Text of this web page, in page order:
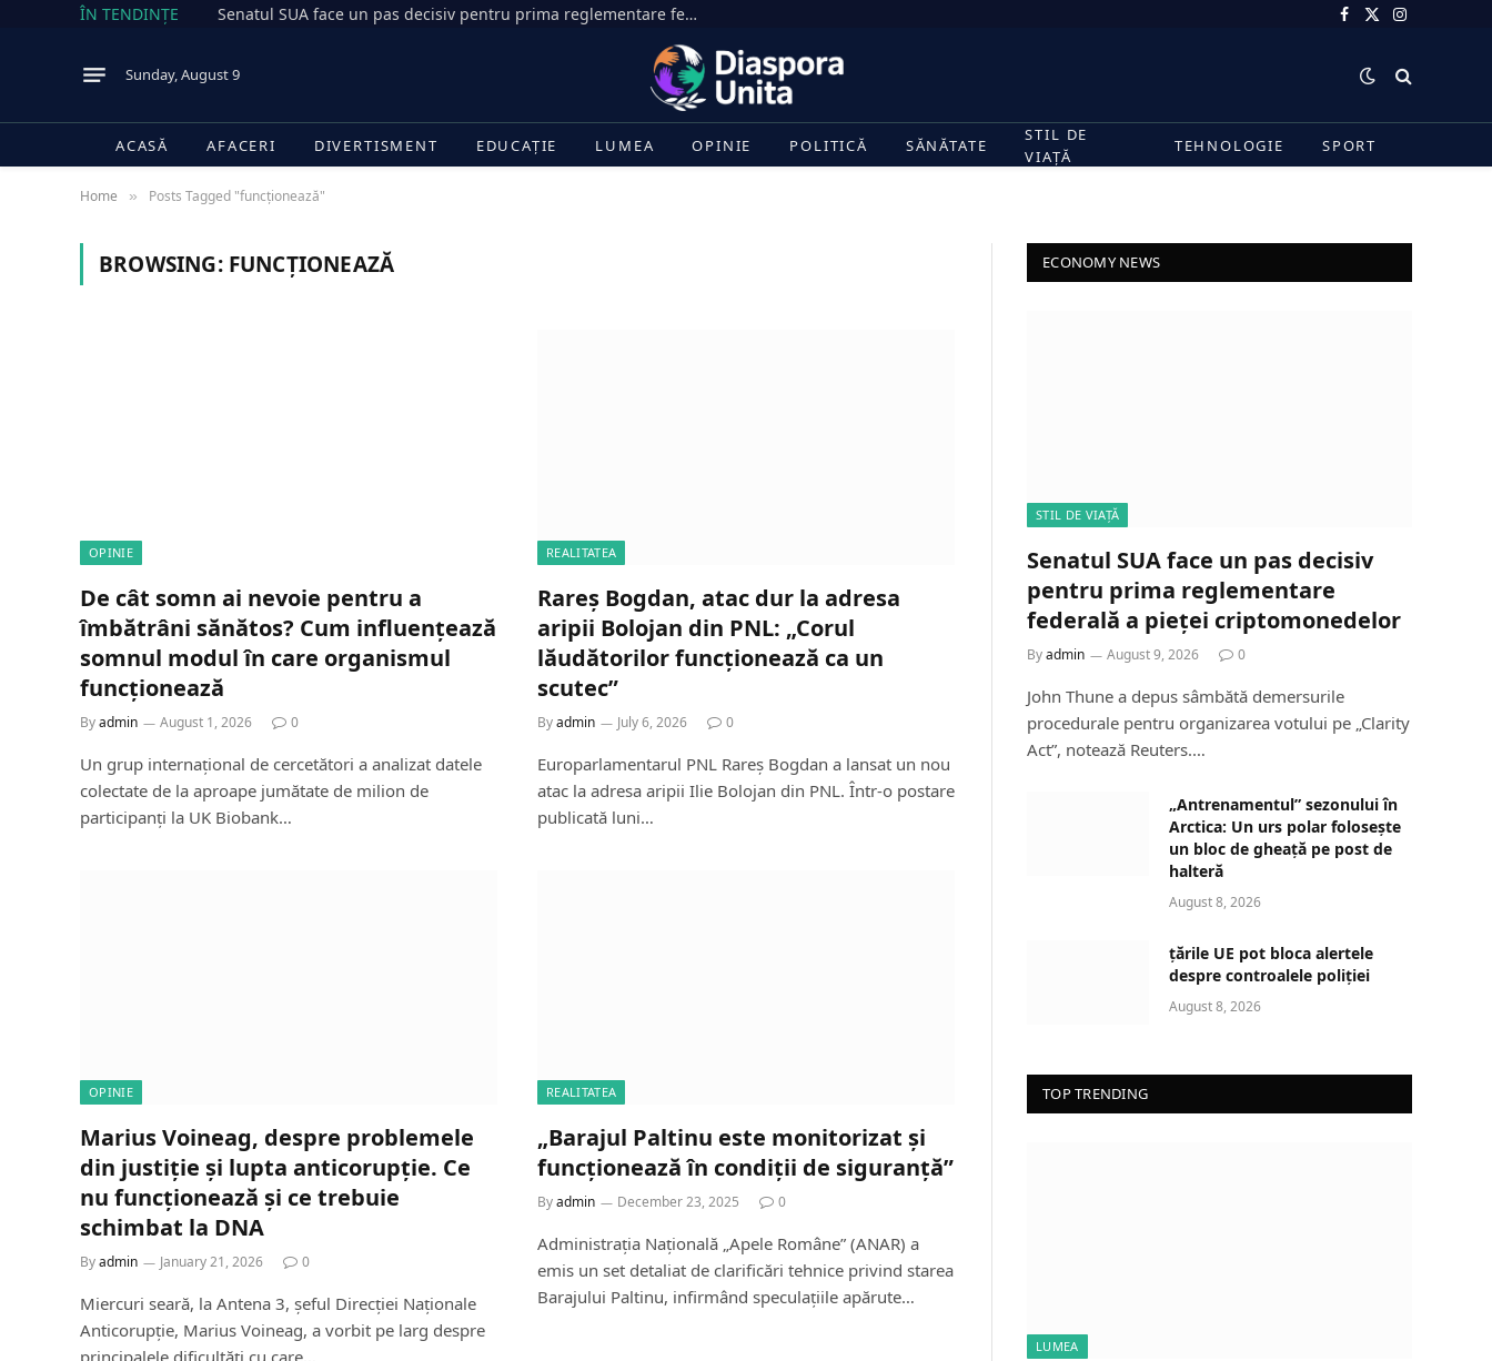
ÎN TENDINȚE Senatul SUA face un pas decisiv pentru prima reglementare federală a pieței criptomonedelor Facebook
X
Instagram
Sunday, August 9
ACASĂ AFACERI DIVERTISMENT EDUCAȚIE LUMEA OPINIE POLITICĂ SĂNĂTATE
STIL DE
VIAȚĂ
TEHNOLOGIE SPORT
Home » Posts Tagged "funcționează"
BROWSING: FUNCȚIONEAZĂ
OPINIE
De cât somn ai nevoie pentru a
îmbătrâni sănătos? Cum influențează
somnul modul în care organismul
funcționează
Byadmin August 1, 2026 0
Un grup internațional de cercetători a analizat datele
colectate de la aproape jumătate de milion de
participanți la UK Biobank…
REALITATEA
Rareș Bogdan, atac dur la adresa
aripii Bolojan din PNL: „Corul
lăudătorilor funcționează ca un
scutec”
Byadmin July 6, 2026 0
Europarlamentarul PNL Rareș Bogdan a lansat un nou
atac la adresa aripii Ilie Bolojan din PNL. Într-o postare
publicată luni…
OPINIE
Marius Voineag, despre problemele
din justiție și lupta anticorupție. Ce
nu funcționează și ce trebuie
schimbat la DNA
Byadmin January 21, 2026 0
Miercuri seară, la Antena 3, șeful Direcției Naționale
Anticorupție, Marius Voineag, a vorbit pe larg despre
principalele dificultăți cu care…
REALITATEA
„Barajul Paltinu este monitorizat și
funcționează în condiții de siguranță”
Byadmin December 23, 2025 0
Administrația Națională „Apele Române” (ANAR) a
emis un set detaliat de clarificări tehnice privind starea
Barajului Paltinu, infirmând speculațiile apărute…
ECONOMY NEWS
STIL DE VIAȚĂ
Senatul SUA face un pas decisiv
pentru prima reglementare
federală a pieței criptomonedelor
Byadmin August 9, 2026 0
John Thune a depus sâmbătă demersurile
procedurale pentru organizarea votului pe „Clarity
Act”, notează Reuters.…
„Antrenamentul” sezonului în
Arctica: Un urs polar folosește
un bloc de gheață pe post de
halteră
August 8, 2026
țările UE pot bloca alertele
despre controalele poliției
August 8, 2026
TOP TRENDING
LUMEA